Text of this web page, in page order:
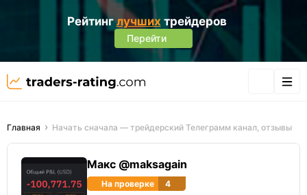
Рейтинглучших трейдеров
Перейти
Главная Начать сначала — трейдерский Телеграмм канал, отзывы
Макс @maksagain
На проверке
4